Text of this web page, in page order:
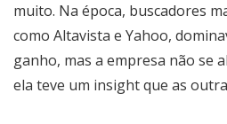
muito. Na época, buscadores
como Altavista e Yahoo,
ganho, mas a empresa não se
ela teve um insight que as